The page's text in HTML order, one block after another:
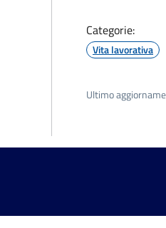
Categorie:
Vita lavorativa
Ultimo